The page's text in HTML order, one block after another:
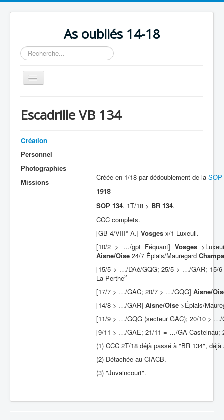
As oubliés 14-18
Rechercher
Basculer
la
Chronologie
Escadrilles
Organisation
Avions
Personnels
Escadrille VB 134
Création
Personnel
Photographies
Missions
Créée en 1/18 par dédoublement de la SOP
1918
SOP 134. 1T/18 > BR 134.
CCC complets.
[GB 4/VIII° A.] Vosges x/1 Luxeuil.
[10/2 > …/gpt Féquant] Vosges
Aisne/Oise 24/7 Épiais/Mauregard
[15/5 > …/DAé/GQG; 25/5 > …/GAR; 15/
La Perthe2
[17/7 > …/GAC; 20/7 > …/GQG] Aisne/
[14/8 > …/GAR] Aisne/Oise >Épiais/
[11/9 > …/GQG (secteur GAC); 20/10 >
[9/11 > …/GAE; 21/11 = …/GA
(1) CCC 2T/18 déjà passé à "BR 134",
(2) Détachée au CIACB.
(3) "Juvaincourt".